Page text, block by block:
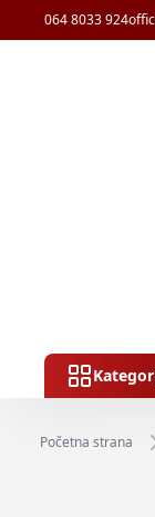
064 8033 924
Početna strana